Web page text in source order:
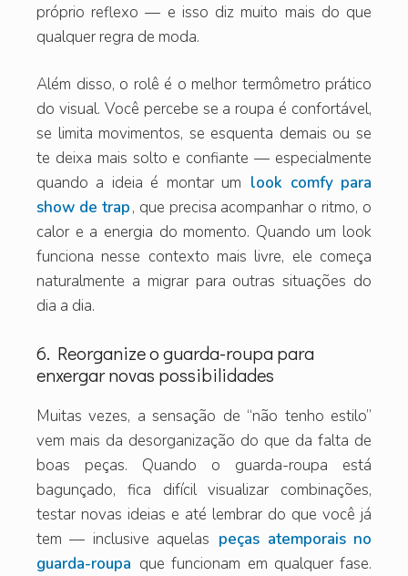
próprio reflexo — e isso diz muito mais do que
qualquer regra de moda.
Além disso, o rolê é o melhor termômetro prático
do visual. Você percebe se a roupa é confortável,
se limita movimentos, se esquenta demais ou se
te deixa mais solto e confiante — especialmente
quando a ideia é montar um look comfy para
show de trap, que precisa acompanhar o ritmo, o
calor e a energia do momento. Quando um look
funciona nesse contexto mais livre, ele começa
naturalmente a migrar para outras situações do
dia a dia.
6. Reorganize o guarda-roupa para
enxergar novas possibilidades
Muitas vezes, a sensação de “não tenho estilo”
vem mais da desorganização do que da falta de
boas peças. Quando o guarda-roupa está
bagunçado, fica difícil visualizar combinações,
testar novas ideias e até lembrar do que você já
tem — inclusive aquelas peças atemporais no
guarda-roupa que funcionam em qualquer fase.